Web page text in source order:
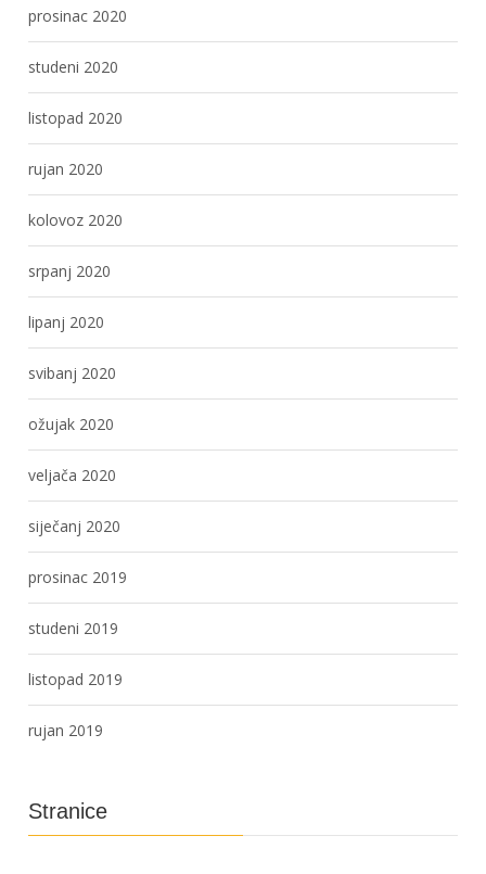
prosinac 2020
studeni 2020
listopad 2020
rujan 2020
kolovoz 2020
srpanj 2020
lipanj 2020
svibanj 2020
ožujak 2020
veljača 2020
siječanj 2020
prosinac 2019
studeni 2019
listopad 2019
rujan 2019
Stranice